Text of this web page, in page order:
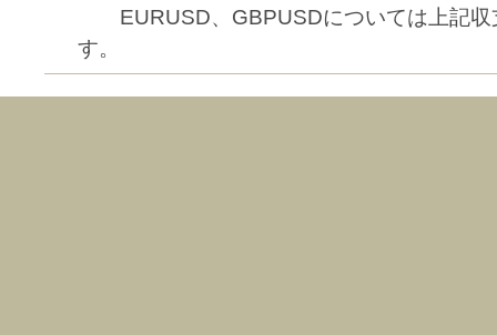
EURUSD、GBPUSDについては上記収
す。